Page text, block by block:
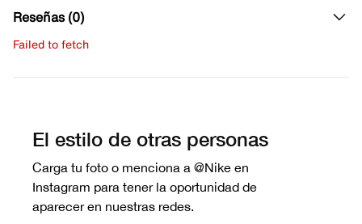
Reseñas (0)
Failed to fetch